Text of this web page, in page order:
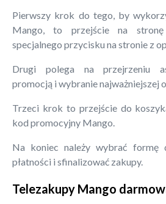
Pierwszy krok do tego, by
Mango, to przejście na
specjalnego przycisku na stronie z
Drugi polega na przejrzeniu
promocją i wybranie najważniejszej
Trzeci krok to przejście do
kod promocyjny Mango.
Na koniec należy wybrać formę
płatności i sfinalizować zakupy.
Telezakupy Mango